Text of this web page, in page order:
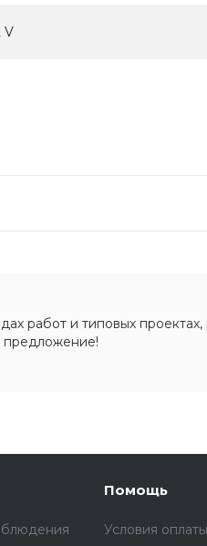
V
работ и типовых проектах,
предложение!
Помощь
Условия оплаты